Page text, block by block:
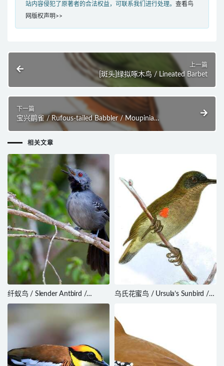
站内容侵犯了原著者的合法权益，可联系我们进行处理。 查看鸟
网版权声明>>
上一篇
[斑头]绿拟啄木鸟 / Lineated Barbet
下一篇
宝兴鹛雀 / Rufous-tailed Babbler / Moupinia
相关文章
纤蚁鸟 / Slender Antbird /
Rhopornis ardesiacus
乌氏花蜜鸟 / Ursula’s Sunbird /